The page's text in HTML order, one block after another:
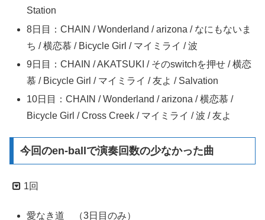
Station
8日目：CHAIN / Wonderland / arizona / なにもないま
ち / 横恋慕 / Bicycle Girl / マイミライ / 波
9日目：CHAIN / AKATSUKI / そのswitchを押せ / 横恋
慕 / Bicycle Girl / マイミライ / 友よ / Salvation
10日目：CHAIN / Wonderland / arizona / 横恋慕 /
Bicycle Girl / Cross Creek / マイミライ / 波 / 友よ
今回のen-ballで演奏回数の少なかった曲
1回
愛なき道 （3日目のみ）